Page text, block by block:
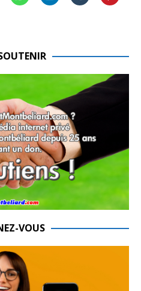
VOUS